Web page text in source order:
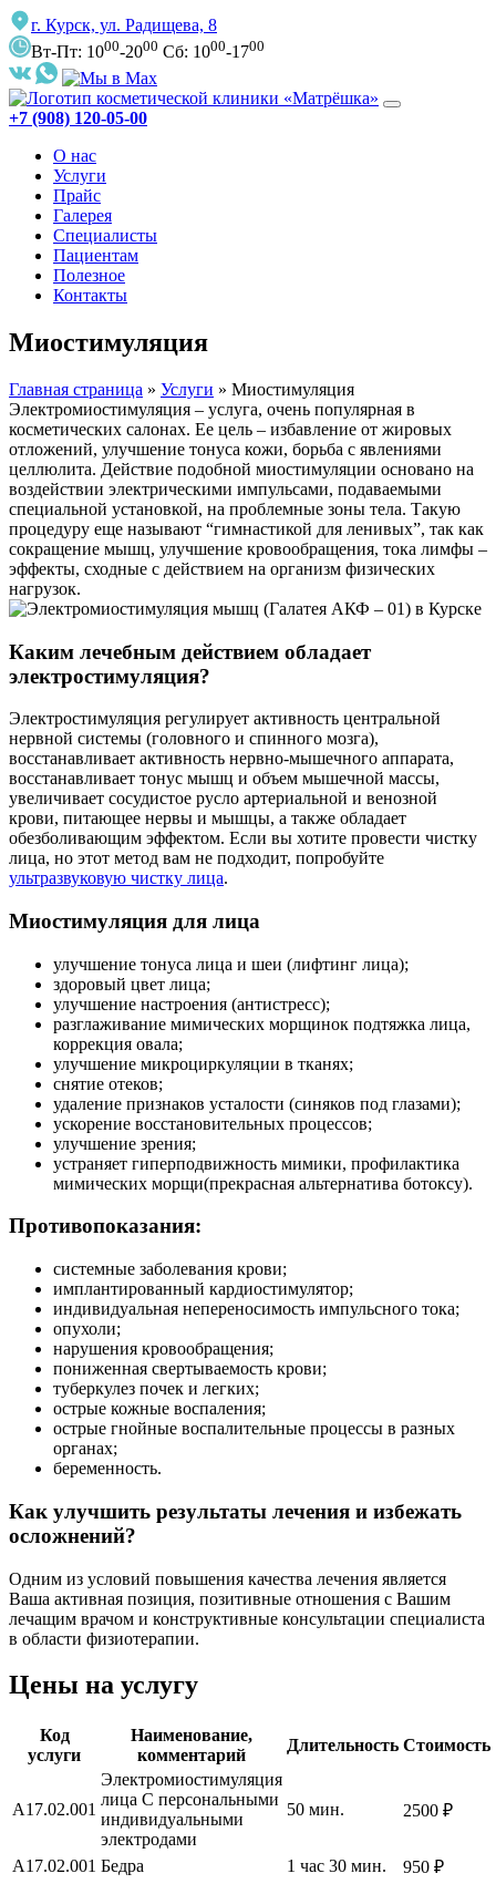
г. Курск, ул. Радищева, 8
Вт-Пт: 1000-2000 Сб: 1000-1700
+7 (908) 120-05-00
О нас
Услуги
Прайс
Галерея
Специалисты
Пациентам
Полезное
Контакты
Миостимуляция
Главная страница » Услуги » Миостимуляция
Электромиостимуляция – услуга, очень популярная в
косметических салонах. Ее цель – избавление от жировых
отложений, улучшение тонуса кожи, борьба с явлениями
целлюлита. Действие подобной миостимуляции основано на
воздействии электрическими импульсами, подаваемыми
специальной установкой, на проблемные зоны тела. Такую
процедуру еще называют “гимнастикой для ленивых”, так как
сокращение мышц, улучшение кровообращения, тока лимфы –
эффекты, сходные с действием на организм физических
нагрузок.
Каким лечебным действием обладает
электростимуляция?
Электростимуляция регулирует активность центральной
нервной системы (головного и спинного мозга),
восстанавливает активность нервно-мышечного аппарата,
восстанавливает тонус мышц и объем мышечной массы,
увеличивает сосудистое русло артериальной и венозной
крови, питающее нервы и мышцы, а также обладает
обезболивающим эффектом. Если вы хотите провести чистку
лица, но этот метод вам не подходит, попробуйте
ультразвуковую чистку лица.
Миостимуляция для лица
улучшение тонуса лица и шеи (лифтинг лица);
здоровый цвет лица;
улучшение настроения (антистресс);
разглаживание мимических морщинок подтяжка лица,
коррекция овала;
улучшение микроциркуляции в тканях;
снятие отеков;
удаление признаков усталости (синяков под глазами);
ускорение восстановительных процессов;
улучшение зрения;
устраняет гиперподвижность мимики, профилактика
мимических морщи(прекрасная альтернатива ботоксу).
Противопоказания:
системные заболевания крови;
имплантированный кардиостимулятор;
индивидуальная непереносимость импульсного тока;
опухоли;
нарушения кровообращения;
пониженная свертываемость крови;
туберкулез почек и легких;
острые кожные воспаления;
острые гнойные воспалительные процессы в разных
органах;
беременность.
Как улучшить результаты лечения и избежать
осложнений?
Одним из условий повышения качества лечения является
Ваша активная позиция, позитивные отношения с Вашим
лечащим врачом и конструктивные консультации специалиста
в области физиотерапии.
Цены на услугу
Код
услуги
Наименование,
комментарий
Длительность Стоимость
A17.02.001
Электромиостимуляция
лица С персональными
индивидуальными
электродами
50 мин. 2500 ₽
A17.02.001 Бедра 1 час 30 мин. 950 ₽